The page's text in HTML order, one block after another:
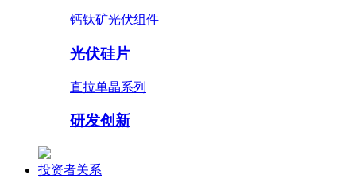
钙钛矿光伏组件
光伏硅片
直拉单晶系列
研发创新
投资者关系